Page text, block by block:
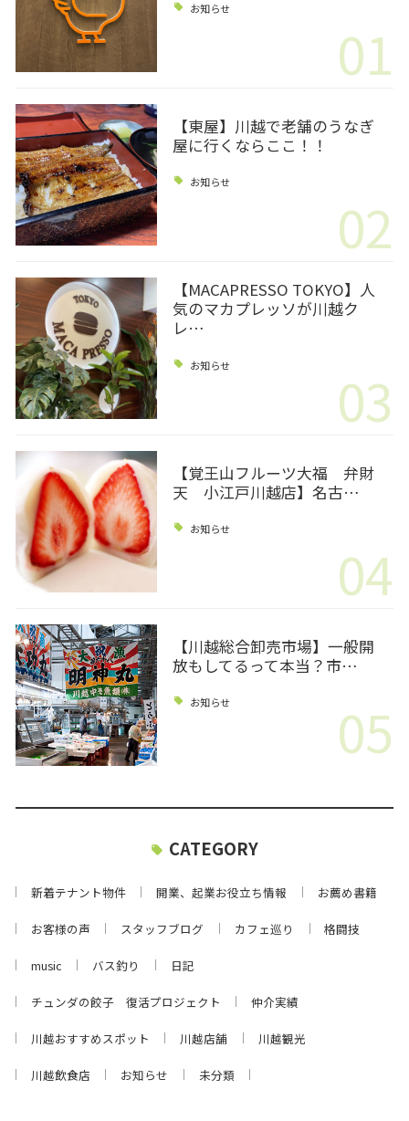
お知らせ
01
【東屋】川越で老舗のうなぎ
屋に行くならここ！！
お知らせ
02
【MACAPRESSO TOKYO】人
気のマカプレッソが川越ク
レ…
お知らせ 03
【覚王山フルーツ大福 弁財
天 小江戸川越店】名古…
お知らせ
04
【川越総合卸売市場】一般開
放もしてるって本当？市…
お知らせ 05
CATEGORY
新着テナント物件 開業、起業お役立ち情報 お薦め書籍
お客様の声 スタッフブログ カフェ巡り 格闘技
music バス釣り 日記
チュンダの餃子 復活プロジェクト 仲介実績
川越おすすめスポット 川越店舗 川越観光
川越飲食店 お知らせ 未分類